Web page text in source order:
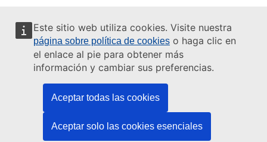
Este sitio web utiliza cookies. Visite nuestra
página sobre política de cookies o haga clic en
el enlace al pie para obtener más
información y cambiar sus preferencias.
Aceptar todas las cookies
Aceptar solo las cookies esenciales